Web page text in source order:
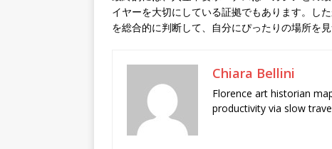
イヤーを大切にしている証拠でもあります。し
を総合的に判断して、自分にぴったりの場所を
Chiara Bellini
Florence art historian
productivity via slow